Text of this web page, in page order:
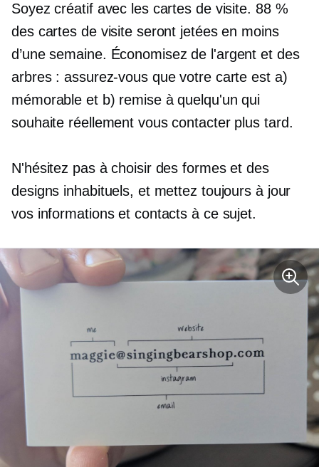
Soyez créatif avec les cartes de visite. 88 %
des cartes de visite seront jetées en moins
d’une semaine. Économisez de l'argent et des
arbres : assurez-vous que votre carte est a)
mémorable et b) remise à quelqu'un qui
souhaite réellement vous contacter plus tard.
N'hésitez pas à choisir des formes et des
designs inhabituels, et mettez toujours à jour
vos informations et contacts à ce sujet.